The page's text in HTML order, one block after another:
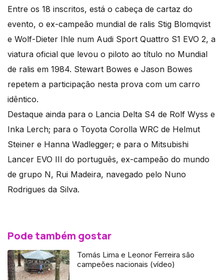
Entre os 18 inscritos, está o cabeça de cartaz do
evento, o ex-campeão mundial de ralis Stig Blomqvist
e Wolf-Dieter Ihle num Audi Sport Quattro S1 EVO 2, a
viatura oficial que levou o piloto ao título no Mundial
de ralis em 1984. Stewart Bowes e Jason Bowes
repetem a participação nesta prova com um carro
idêntico.
Destaque ainda para o Lancia Delta S4 de Rolf Wyss e
Inka Lerch; para o Toyota Corolla WRC de Helmut
Steiner e Hanna Wadlegger; e para o Mitsubishi
Lancer EVO III do português, ex-campeão do mundo
de grupo N, Rui Madeira, navegado pelo Nuno
Rodrigues da Silva.
Pode também gostar
Tomás Lima e Leonor Ferreira são
campeões nacionais (vídeo)